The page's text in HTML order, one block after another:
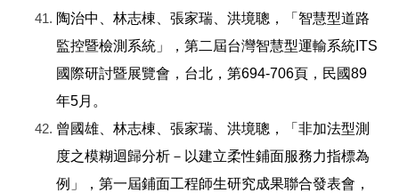
陶治中、林志棟、張家瑞、洪境聰，「智慧型道路
監控暨檢測系統」，第二屆台灣智慧型運輸系統ITS
國際研討暨展覽會，台北，第694-706頁，民國89
年5月。
曾國雄、林志棟、張家瑞、洪境聰，「非加法型測
度之模糊迴歸分析－以建立柔性鋪面服務力指標為
例」，第一屆鋪面工程師生研究成果聯合發表會，